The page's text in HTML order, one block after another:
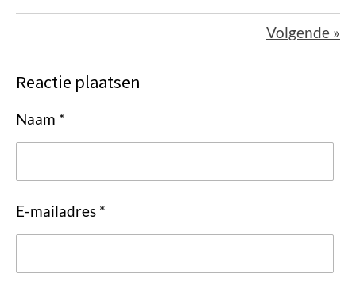
Volgende »
Reactie plaatsen
Naam *
E-mailadres *